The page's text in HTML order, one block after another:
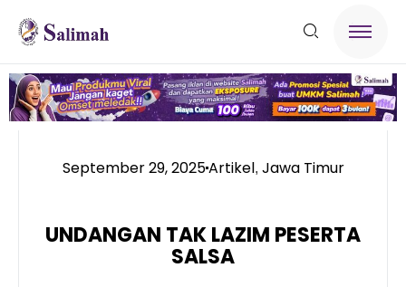
September 29, 2025Artikel, Jawa Timur
UNDANGAN TAK LAZIM PESERTA
SALSA